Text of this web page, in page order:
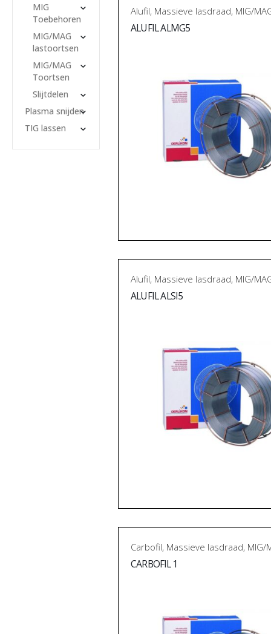
Alufil, Massieve lasdraad, MIG/
ALUFIL ALMG5
Alufil, Massieve lasdraad, MIG/
ALUFIL ALSI5
Carbofil, Massieve lasdraad, MIG/
CARBOFIL 1
MIG
Toebehoren
MIG/MAG
lastoortsen
MIG/MAG
Toortsen
Slijtdelen
Plasma snijden
TIG lassen